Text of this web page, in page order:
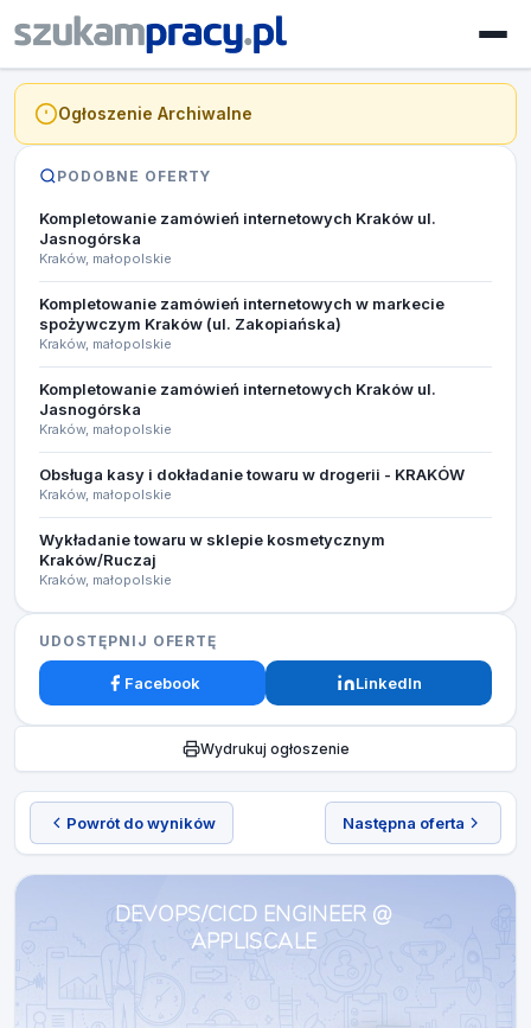
Powrót do wyników Następna oferta
DEVOPS/CICD ENGINEER @
APPLISCALE
Ogłoszenie Archiwalne
PODOBNE OFERTY
Kompletowanie zamówień internetowych Kraków ul.
Jasnogórska​
Kraków, małopolskie
Kompletowanie zamówień internetowych w markecie
spożywczym Kraków (ul. Zakopiańska)
Kraków, małopolskie
Kompletowanie zamówień internetowych Kraków ul.
Jasnogórska​
Kraków, małopolskie
Obsługa kasy i dokładanie towaru w drogerii - KRAKÓW
Kraków, małopolskie
Wykładanie towaru w sklepie kosmetycznym
Kraków/Ruczaj
Kraków, małopolskie
UDOSTĘPNIJ OFERTĘ
Facebook LinkedIn
Wydrukuj ogłoszenie